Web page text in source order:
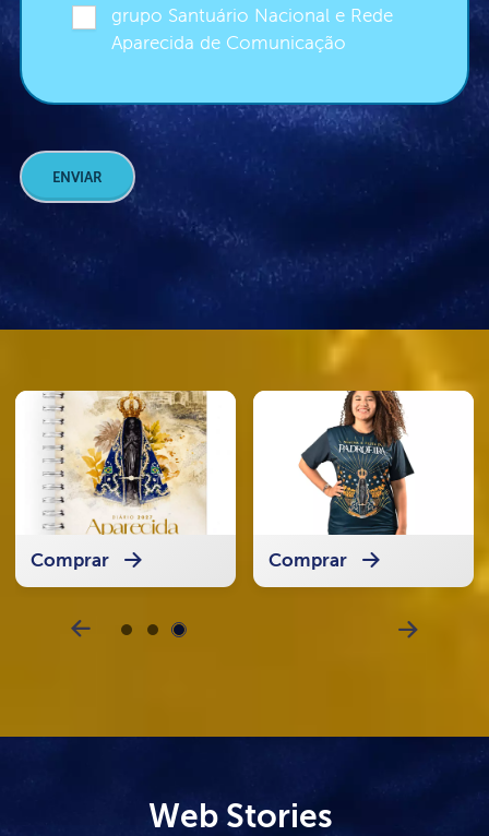
grupo Santuário Nacional e Rede
Aparecida de Comunicação
ENVIAR
Comprar Comprar
Web Stories